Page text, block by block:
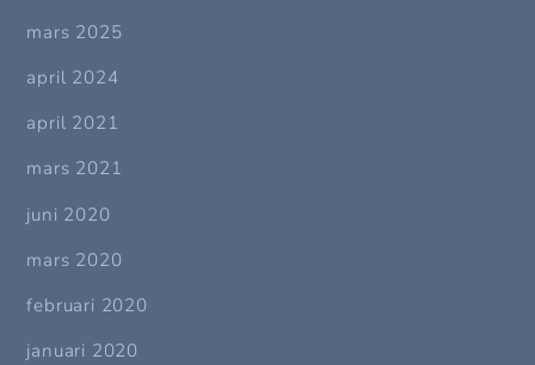
mars 2025
april 2024
april 2021
mars 2021
juni 2020
mars 2020
februari 2020
januari 2020